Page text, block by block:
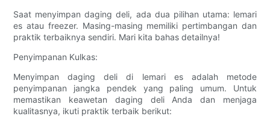
Saat menyimpan daging deli, ada dua pilihan utama: lemari
es atau freezer. Masing-masing memiliki pertimbangan dan
praktik terbaiknya sendiri. Mari kita bahas detailnya!
Penyimpanan Kulkas:
Menyimpan daging deli di lemari es adalah metode
penyimpanan jangka pendek yang paling umum. Untuk
memastikan keawetan daging deli Anda dan menjaga
kualitasnya, ikuti praktik terbaik berikut: